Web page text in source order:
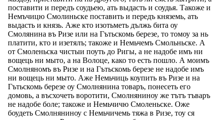
поставити и передъ соудьею, ать выдасть и соудья. Такоже и
Немъчицю Смолиньске поставить и передъ княземь, ать
выдасть и князь. Аже ктo изотьметь дължь бита оу
Смолянина въ Ризе или на Гътьскомь березе, то томоу за нь
платити, кто и изетялъ; такоже и Немьчемъ Смольньске. А
от Смоленьска чистыи поуть до Ригы, а не надобе имъ ни
вощець ни мыто, а на Волоце, како то есть пошло. А моимъ
Смолняномъ въ Ризе и на Гътьскомь березе не надобе имъ
ни вощець ни мыто. Аже Немьчиць коупить въ Ризе и на
Гътьскомь березе оу Смолнянина товаръ, понесеть его
домовь, а въсхочеть воротити, Смолняниноу же тътъ тъваръ
не надобе боле; такоже и Немьчичю Смоленьске. Оже
боудеть Смолняниноу с Немьчичемь тяжа в Ризе, тоу ся